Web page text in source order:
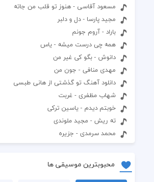
مسعود آقاسی - هنوز تو قلب من جاته
مجید پارسا - دل و دلبر
باراد - آروم جونم
همه چی درست میشه - یاس
دانوش - بگو کی غیر من
مهدی منافی - جون من
دانلود آهنگ تو گذشتی از هانی طبسی
شهاب مظفری - غربت
خوبتم دیدم - یاسین ترکی
ته ریش - مجید ملوندی
محمد سرمدی - جزیره
محبوبترین موسیقی ها